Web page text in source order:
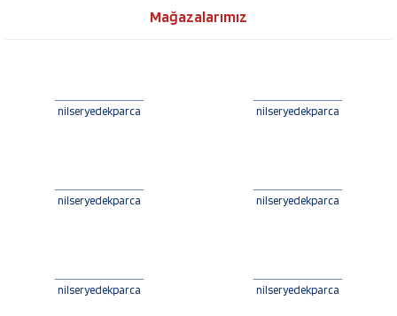
Mağazalarımız
nilseryedekparca nilseryedekparca
nilseryedekparca nilseryedekparca
nilseryedekparca nilseryedekparca